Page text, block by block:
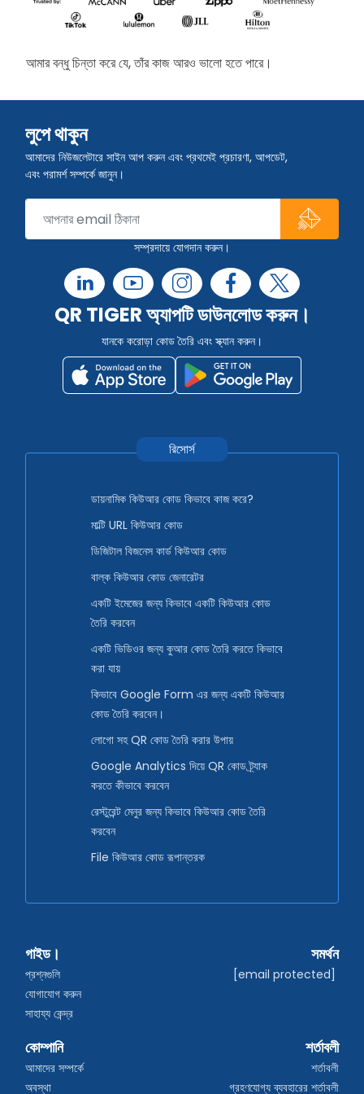
আমার বন্ধু চিন্তা করে যে, তাঁর কাজ আরও ভালো হতে পারে।
লুপে থাকুন
আমাদের নিউজলেটারে সাইন আপ করুন এবং প্রথমেই প্রচারণা, আপডেট,
এবং পরামর্শ সম্পর্কে জানুন।
সম্প্রদায়ে যোগদান করুন।
QR TIGER অ্যাপটি ডাউনলোড করুন।
যানকে করোড়া কোড তৈরি এবং স্ক্যান করুন।
রিসোর্স
ডায়নামিক কিউআর কোড কিভাবে কাজ করে?
মাল্টি URL কিউআর কোড
ডিজিটাল বিজনেস কার্ড কিউআর কোড
বাল্ক কিউআর কোড জেনারেটর
একটি ইমেজের জন্য কিভাবে একটি কিউআর কোড
তৈরি করবেন
একটি ভিডিওর জন্য কুআর কোড তৈরি করতে কিভাবে
করা যায়
কিভাবে Google Form এর জন্য একটি কিউআর
কোড তৈরি করবেন।
লোগো সহ QR কোড তৈরি করার উপায়
Google Analytics দিয়ে QR কোড ট্র্যাক
করতে কীভাবে করবেন
রেস্টুরেন্ট মেনুর জন্য কিভাবে কিউআর কোড তৈরি
করবেন
File কিউআর কোড রূপান্তরক
গাইড।
প্রশ্নগুলি
যোগাযোগ করুন
সাহায্য কেন্দ্র
সমর্থন
[email protected]
কোম্পানি
আমাদের সম্পর্কে
অবস্থা
শর্তাবলী
শর্তাবলী
গ্রহণযোগ্য ব্যবহারের শর্তাবলী